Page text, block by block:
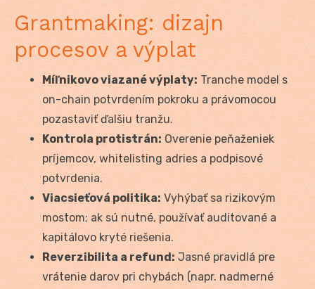
Grantmaking: dizajn
procesov a výplat
Míľnikovo viazané výplaty: Tranche model s
on-chain potvrdením pokroku a právomocou
pozastaviť ďalšiu tranžu.
Kontrola protistrán: Overenie peňaženiek
príjemcov, whitelisting adries a podpisové
potvrdenia.
Viacsieťová politika: Vyhýbať sa rizikovým
mostom; ak sú nutné, používať auditované a
kapitálovo kryté riešenia.
Reverzibilita a refund: Jasné pravidlá pre
vrátenie darov pri chybách (napr. nadmerné